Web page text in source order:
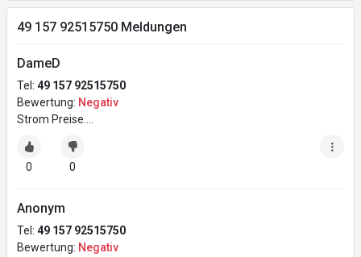
49 157 92515750 Meldungen
DameD
Tel: 49 157 92515750
Bewertung: Negativ
Strom Preise….
0 0
Anonym
Tel: 49 157 92515750
Bewertung: Negativ